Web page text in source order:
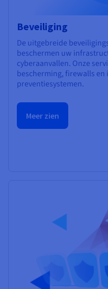
Beveiliging
De uitgebreide
beschermen uw
cyberaanvallen. Onze
bescherming, firewalls en
preventiesystemen.
Meer zien